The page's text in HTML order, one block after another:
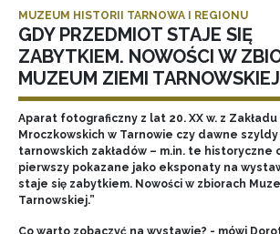
MUZEUM HISTORII TARNOWA I REGIONU
GDY PRZEDMIOT STAJE SIĘ
ZABYTKIEM. NOWOŚCI W
MUZEUM ZIEMI TARNOWSKIEJ
Aparat fotograficzny z lat 20. XX w. z
Mroczkowskich w Tarnowie czy dawne
tarnowskich zakładów – m.in. te historyczne
pierwszy pokazane jako eksponaty na
staje się zabytkiem. Nowości w zbiorach
Tarnowskiej.”
Co warto zobaczyć na wystawie? - mówi